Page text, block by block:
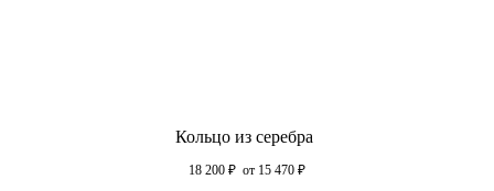
Кольцо из серебра
18 200 ₽ от 15 470 ₽